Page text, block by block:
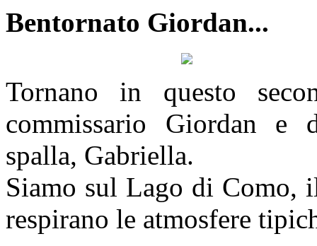
Bentornato Giordan...
Tornano in questo
commissario Giordan e
spalla, Gabriella.
Siamo sul Lago di Como,
respirano le atmosfere